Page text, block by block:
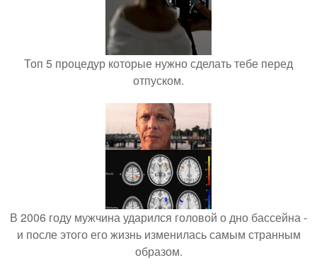
Топ 5 процедур которые нужно сделать тебе перед
отпуском.
В 2006 году мужчина ударился головой о дно бассейна -
и после этого его жизнь изменилась самым странным
образом.